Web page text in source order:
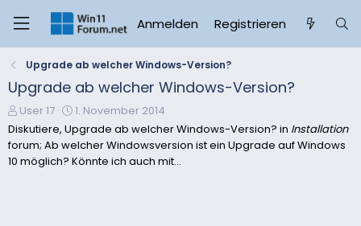
Anmelden Registrieren
Upgrade ab welcher Windows-Version?
Upgrade ab welcher Windows-Version?
E
r
s
t
User 17
E
r
s
t
1. November 2014
Diskutiere, Upgrade ab welcher Windows-Version? in Installation
forum; Ab welcher Windowsversion ist ein Upgrade auf Windows
10 möglich? Könnte ich auch mit...